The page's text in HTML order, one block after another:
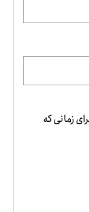
زمانی که